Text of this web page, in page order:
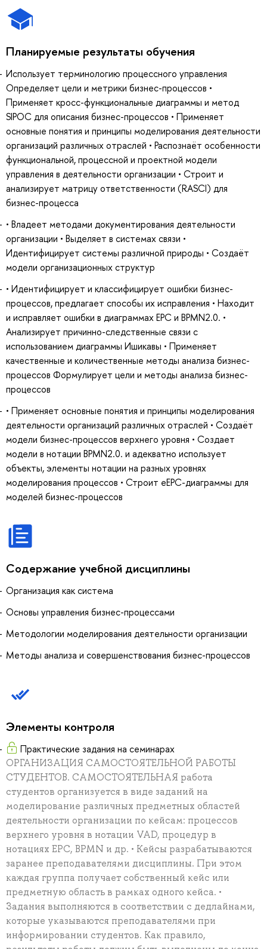
Планируемые результаты обучения
Использует терминологию процессного управления
Определяет цели и метрики бизнес-процессов •
Применяет кросс-функциональные диаграммы и метод
SIPOC для описания бизнес-процессов • Применяет
основные понятия и принципы моделирования деятельности
организаций различных отраслей • Распознаёт особенности
функциональной, процессной и проектной модели
управления в деятельности организации • Строит и
анализирует матрицу ответственности (RASCI) для
бизнес-процесса
• Владеет методами документирования деятельности
организации • Выделяет в системах связи •
Идентифицирует системы различной природы • Создаёт
модели организационных структур
• Идентифицирует и классифицирует ошибки бизнес-
процессов, предлагает способы их исправления • Находит
и исправляет ошибки в диаграммах ЕРС и BPMN2.0. •
Анализирует причинно-следственные связи с
использованием диаграммы Ишикавы • Применяет
качественные и количественные методы анализа бизнес-
процессов Формулирует цели и методы анализа бизнес-
процессов
• Применяет основные понятия и принципы моделирования
деятельности организаций различных отраслей • Создаёт
модели бизнес-процессов верхнего уровня • Создает
модели в нотации BPMN2.0. и адекватно использует
объекты, элементы нотации на разных уровнях
моделирования процессов • Строит eEPC-диаграммы для
моделей бизнес-процессов
Содержание учебной дисциплины
Организация как система
Основы управления бизнес-процессами
Методологии моделирования деятельности организации
Методы анализа и совершенствования бизнес-процессов
Элементы контроля
Практические задания на семинарах
ОРГАНИЗАЦИЯ САМОСТОЯТЕЛЬНОЙ РАБОТЫ
СТУДЕНТОВ. САМОСТОЯТЕЛЬНАЯ работа
студентов организуется в виде заданий на
моделирование различных предметных областей
деятельности организации по кейсам: процессов
верхнего уровня в нотации VAD, процедур в
нотациях EPC, BPMN и др. • Кейсы разрабатываются
заранее преподавателями дисциплины. При этом
каждая группа получает собственный кейс или
предметную область в рамках одного кейса. •
Задания выполняются в соответствии с дедлайнами,
которые указываются преподавателями при
информировании студентов. Как правило,